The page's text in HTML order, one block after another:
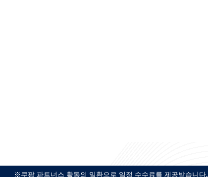
※쿠팡 파트너스 활동의 일환으로 일정 수수료를 제공받습니다.